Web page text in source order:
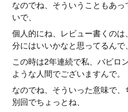
なのでね、そういうこともあ
いで、
個人的にね、レビュー書くのは
分にはいいかなと思ってるんで、
この時は2年連続で私、バビロ
ような人間でございますんで。
なのでね、そういった意味で
別回でちょっとね、